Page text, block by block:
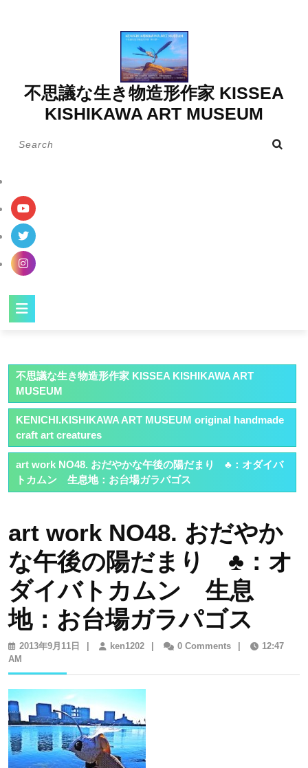
不思議な生き物造形作家 KISSEA
KISHIKAWA ART MUSEUM
不思議な生き物造形作家 KISSEA KISHIKAWA ART
MUSEUM
KENICHI.KISHIKAWA ART MUSEUM original handmade
craft art creatures
art work NO48. おだやかな午後の陽だまり ♣：オダイバ
トカムン 生息地：お台場ガラパゴス
art work NO48. おだやか
な午後の陽だまり ♣：オ
ダイバトカムン 生息
地：お台場ガラパゴス
2013年9月11日
2013
11
日
ken1202ken12020 Comments
12:47
AM